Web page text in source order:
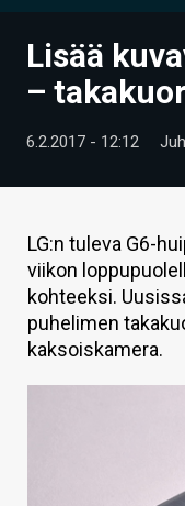
UUTISET
TIETOA
HINTA.FI
KAUPPA
Lisää
–
6.2.2017 - 12:12
LG:n tuleva G6-
viikon
kohteeksi.
puhelimen
kaksoiskamera.